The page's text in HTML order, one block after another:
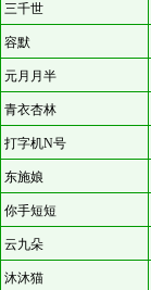
三千世
容默
元月月半
青衣杏林
打字机N号
东施娘
你手短短
云九朵
沐沐猫